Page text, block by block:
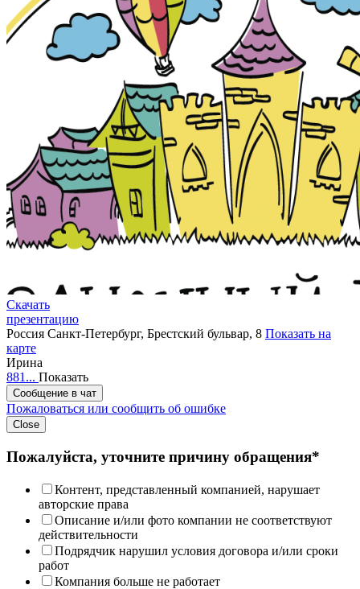
Скачать
презентацию
Россия Санкт-Петербург, Брестский бульвар, 8 Показать на
карте
Ирина
881... Показать
Сообщение в чат
Пожаловаться или сообщить об ошибке
Close
Пожалуйста, уточните причину обращения*
Контент, представленный компанией, нарушает
авторские права
Описание и/или фото компании не соответствуют
действительности
Подрядчик нарушил условия договора и/или сроки
работ
Компания больше не работает